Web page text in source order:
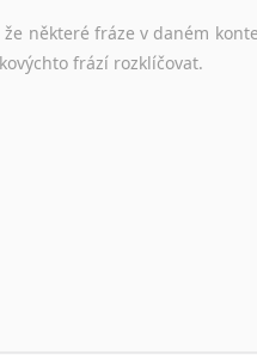
že některé fráze v daném
frází rozklíčovat.